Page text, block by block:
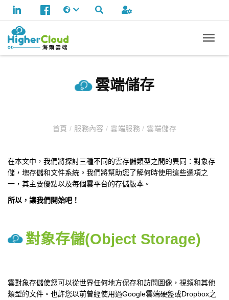
雲端儲存
首頁/ 服務內容/ 雲端服務/ 雲端儲存
在本文中，我們將探討三種不同的雲存儲類型之間的異同：對象存
儲，塊存儲和文件系統。我們將幫助您了解何時使用這些選項之
一，其主要優點以及每個雲平台的存儲版本。
所以，讓我們開始吧！
對象存儲(Object Storage)
雲對象存儲使您可以從世界任何地方保存和訪問圖像，視頻和其他
類型的文件。也許您以前曾經使用過Google雲端硬盤或Dropbox之